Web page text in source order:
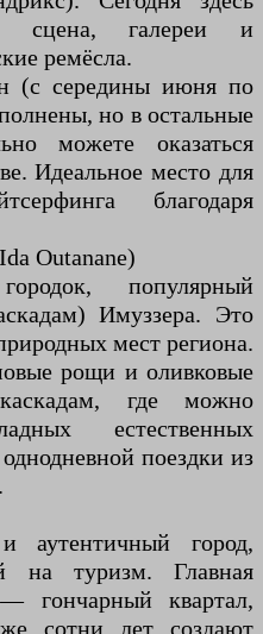
сцена, галереи и
ремёсла.
(с середины июня по
но в остальные
можете оказаться
Идеальное место для
благодаря
Outanane)
популярный
Имуззера. Это
мест региона.
рощи и оливковые
где можно
естественных
поездки из
аутентичный город,
на туризм. Главная
— гончарный квартал,
сотни лет создают